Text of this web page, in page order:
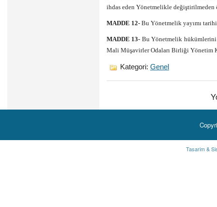
ihdas eden Yönetmelikle
MADDE 12- Bu Yönetmelik yayımı
MADDE 13- Bu Yönetmelik
Mali Müşavirler Odaları Birliği Yönetim
Kategori: Genel
Tasarim &